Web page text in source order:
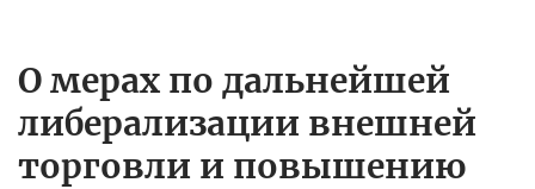
О мерах по дальнейшей
либерализации внешней
торговли и повышению